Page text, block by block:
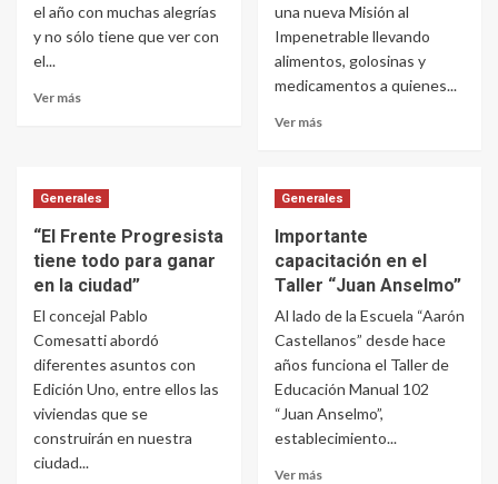
el año con muchas alegrías
y no sólo tiene que ver con
el...
Ver más
una nueva Misión al
Impenetrable llevando
alimentos, golosinas y
medicamentos a quienes...
Ver más
Generales
“El Frente Progresista
tiene todo para ganar
en la ciudad”
El concejal Pablo
Comesatti abordó
diferentes asuntos con
Edición Uno, entre ellos las
viviendas que se
construirán en nuestra
ciudad...
Generales
Importante
capacitación en el
Taller “Juan Anselmo”
Al lado de la Escuela “Aarón
Castellanos” desde hace
años funciona el Taller de
Educación Manual 102
“Juan Anselmo”,
establecimiento...
Ver más